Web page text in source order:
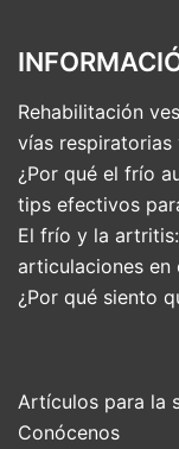
Rehabilitación
vías
¿Por qué el frío
tips efectivos
El frío y la
articulaciones en
¿Por qué siento
Artículos para la
Conócenos